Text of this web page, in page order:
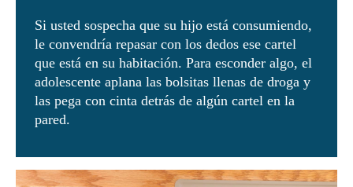
Si usted sospecha que su hijo está consumiendo,
le convendría repasar con los dedos ese cartel
que está en su habitación. Para esconder algo, el
adolescente aplana las bolsitas llenas de droga y
las pega con cinta detrás de algún cartel en la
pared.